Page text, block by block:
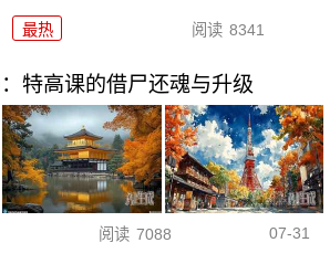
最热 阅读 8341
特高课的借尸还魂与升级
阅读 7088 07-31